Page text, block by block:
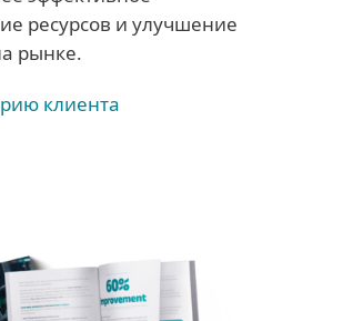
ресурсов и улучшение
рынке.
клиента